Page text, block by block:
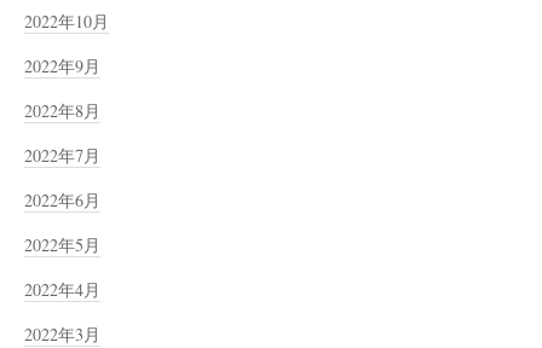
2022年10月
2022年9月
2022年8月
2022年7月
2022年6月
2022年5月
2022年4月
2022年3月